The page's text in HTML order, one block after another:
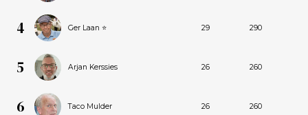
4 Ger Laan ⭐ 29 290
5 Arjan Kerssies 26 260
6 Taco Mulder 26 260